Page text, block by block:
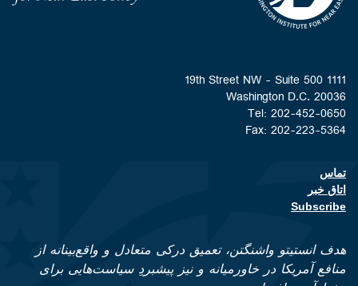
1111 19th Street NW - Suite 500
Washington D.C. 20036
Tel: 202-452-0650
Fax: 202-223-5364
Footer contact links
تماس
اتاق خبر
Subscribe
هدف انستیتو واشنگتن، تعمیق درکی متعادل و واقع‌بینانه از
منافع آمریکا در خاورمیانه و نیز پیشبردِ سیاست‌هایی برای